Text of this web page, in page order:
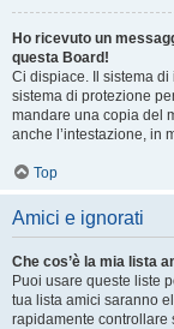
Ho ricevuto un
questa Board!
Ci dispiace. Il sistema
sistema di protezione
mandare una copia del
anche l’intestazione, in
Top
Amici e ignorati
Che cos’è la mia lista
Puoi usare queste liste
tua lista amici saranno
rapidamente controllare